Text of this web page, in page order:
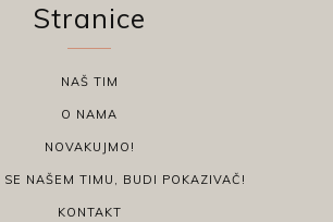
Stranice
NAŠ TIM
O NAMA
NOVAKUJMO!
SE NAŠEM TIMU, BUDI POKAZIVAČ!
KONTAKT